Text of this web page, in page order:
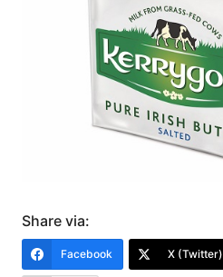
Share via:
Facebook X (Twitter)